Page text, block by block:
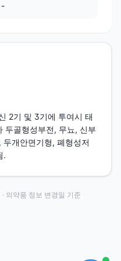
-
2기 및 3기에 투여시 태
두골형성부전, 무뇨, 신부
개안면기형, 폐형성저
.
· 의약품 정보 변경일 기준